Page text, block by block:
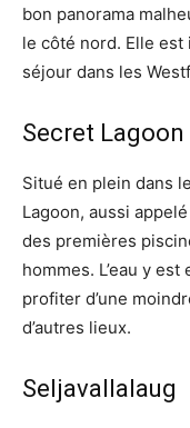
bon panorama
le côté nord. Elle est
séjour dans les
Secret Lagoon
Situé en plein dans le
Lagoon, aussi
des premières
hommes. L’eau y
profiter d’une
d’autres lieux.
Seljavallalaug